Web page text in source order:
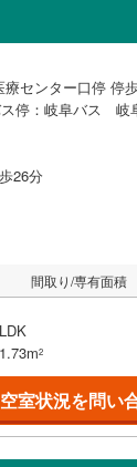
センター口停 停
停：岐阜バス 岐
26分
間取り/専有面積
2
空室状況を問い